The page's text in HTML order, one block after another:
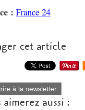
: France 24
cet article
à la newsletter
aimerez aussi :